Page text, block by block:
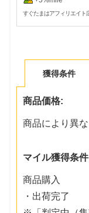
すぐたまはアフィリエイト
獲得条件
商品価格:
商品により異な
マイル獲得条件
商品購入
・出荷完了